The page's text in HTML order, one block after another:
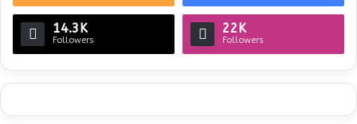
14.3K
Followers
22K
Followers